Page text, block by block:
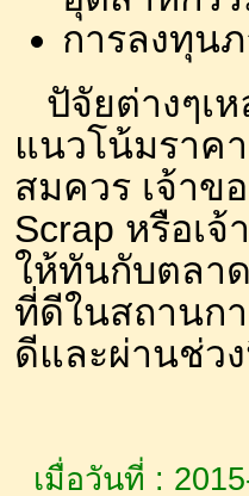
การลงทุน
ปัจัยต่างๆเ
แนวโน้มราค
สมควร เจ้าข
Scrap หรือเ
ให้ทันกับตลา
ที่ดีในสถานก
ดีและผ่านช่ว
เมื่อวันที่ :